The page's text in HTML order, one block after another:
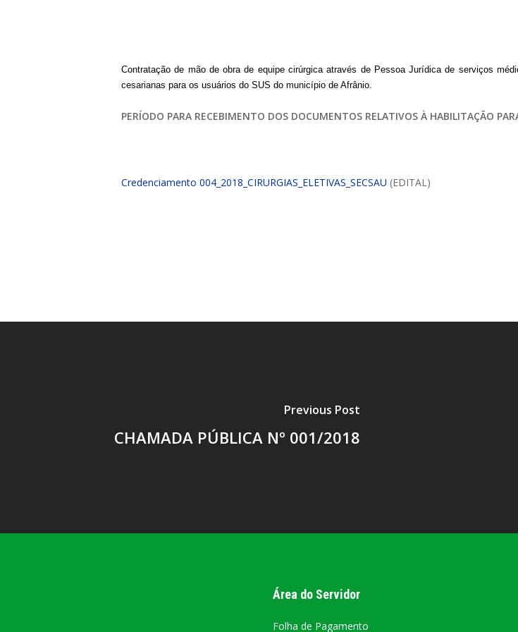
FIQUE POR DENTRO DAS CONTAS PÚBLICAS!
DIÁRIO OFICIAL
AFRÂNIO – PE
PLANO DE AÇÃO – SIAFIC
Contratação de mão de obra de equipe cirúrgica através de Pessoa Jurídica de serviços
cesarianas para os usuários do SUS do município de Afrânio.
PERÍODO PARA RECEBIMENTO DOS DOCUMENTOS RELATIVOS À HABILITAÇÃO
Credenciamento 004_2018_CIRURGIAS_ELETIVAS_SECSAU (EDITAL)
Previous Post
CHAMADA PÚBLICA Nº 001/2018
Área do Servidor
Folha de Pagamento